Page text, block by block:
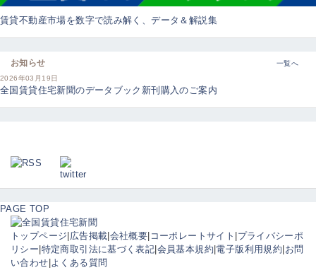
賃貸不動産市場を数字で読み解く、データ＆解説集
お知らせ
一覧へ
2026年03月19日
全国賃貸住宅新聞のデータブック新刊購入のご案内
PAGE TOP
トップページ 広告掲載 会社概要 コーポレートサイト プライバシーポ
リシー 特定商取引法に基づく表記 会員基本規約 電子版利用規約 お問
い合わせ よくある質問